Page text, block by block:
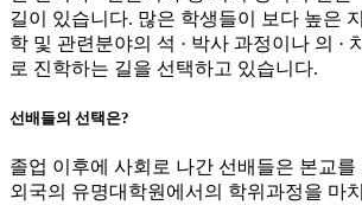
길이 있습니다. 많은 학생들이 보다 높은
학 및 관련분야의 석 · 박사 과정이나 의 ·
로 진학하는 길을 선택하고 있습니다.
선배들의 선택은?
졸업 이후에 사회로 나간 선배들은 본교를
외국의 유명대학원에서의 학위과정을 마